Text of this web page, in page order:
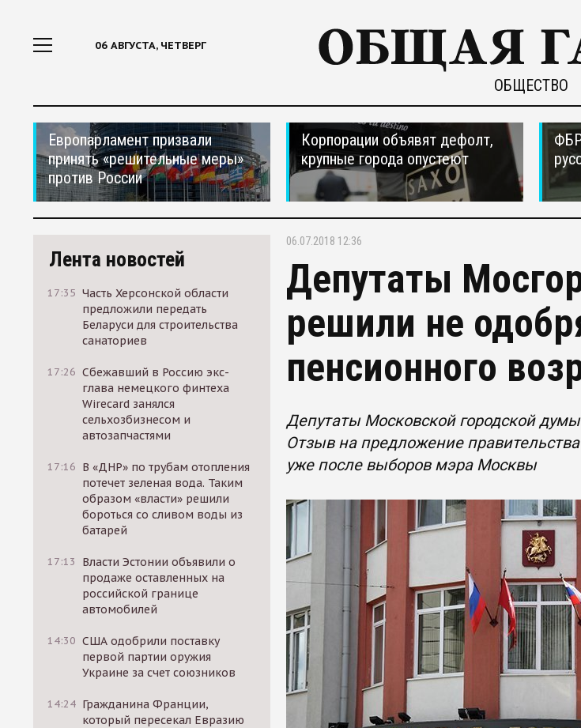
06 АВГУСТА, ЧЕТВЕРГ
ОБЩЕСТВО
Европарламент призвали
принять «решительные меры»
против России
Корпорации объявят дефолт,
крупные города опустеют
Лента новостей
17:35 Часть Херсонской области
предложили передать
Беларуси для строительства
санаториев
17:26 Сбежавший в Россию экс-
глава немецкого финтеха
Wirecard занялся
сельхозбизнесом и
автозапчастями
17:16 В «ДНР» по трубам отопления
потечет зеленая вода. Таким
образом «власти» решили
бороться со сливом воды из
батарей
17:13
Власти Эстонии объявили о
продаже оставленных на
российской границе
автомобилей
14:30 США одобрили поставку
первой партии оружия
Украине за счет союзников
14:24 Гражданина Франции,
который пересекал Евразию
06.07.2018 12:36
Депутаты
решили не
пенсионного
Депутаты Московской городской
Отзыв на предложение
уже после выборов мэра Москвы